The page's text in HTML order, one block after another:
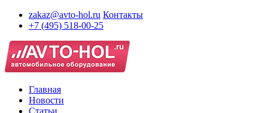
zakaz@avto-hol.ru Контакты
+7 (495) 518-00-25
Главная
Новости
Статьи